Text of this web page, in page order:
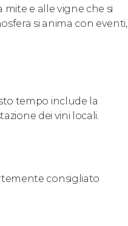
mite e alle vigne che si
si anima con eventi,
tempo include la
dei vini locali.
consigliato